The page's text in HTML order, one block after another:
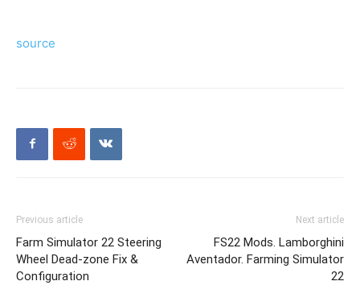
source
Previous article
Farm Simulator 22 Steering
Wheel Dead-zone Fix &
Configuration
Next article
FS22 Mods. Lamborghini
Aventador. Farming Simulator
22